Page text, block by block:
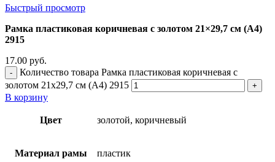
Быстрый просмотр
Рамка пластиковая коричневая с золотом 21×29,7 см (А4)
2915
17.00 руб.
Количество товара Рамка пластиковая коричневая с
золотом 21x29,7 см (А4) 2915
В корзину
Цвет золотой, коричневый
Материал рамы пластик